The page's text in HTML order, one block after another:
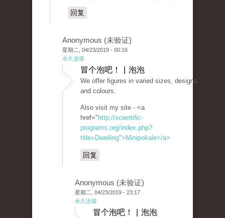
回复
Anonymous (未验证)
星期二, 04/23/2019 - 00:16
永久连接
冒个泡吧！ | 泡泡
We offer figures in varied sizes, designs
and colours.
Also visit my site - <a
href=" http://scientific-
programs.org/index.php?
title=Dwelling">Minipokale</a>
回复
Anonymous (未验证)
星期二, 04/23/2019 - 23:17
永久连接
冒个泡吧！ | 泡泡